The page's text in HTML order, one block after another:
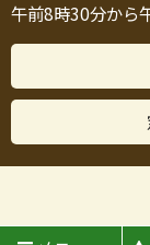
午前8時30分から